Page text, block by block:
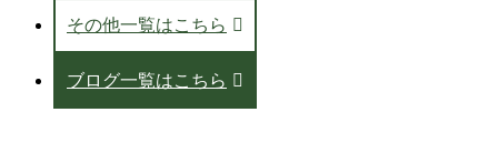
その他一覧はこちら
ブログ一覧はこちら